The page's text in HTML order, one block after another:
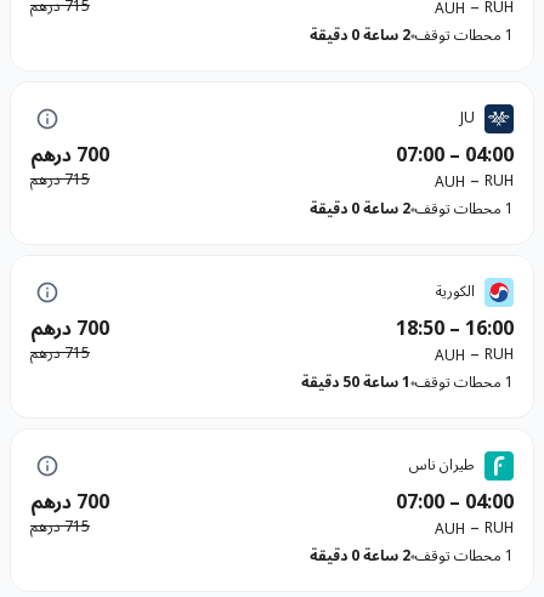
RUH
–
AUH
715 درهم
1 محطات توقف
2 ساعة 0 دقيقة
JU
04:00
–
07:00 700 درهم
RUH
–
AUH
715 درهم
1 محطات توقف
2 ساعة 0 دقيقة
الكورية
16:00
–
18:50 700 درهم
RUH
–
AUH
715 درهم
1 محطات توقف
1 ساعة 50 دقيقة
طيران ناس
04:00
–
07:00 700 درهم
RUH
–
AUH
715 درهم
1 محطات توقف
2 ساعة 0 دقيقة